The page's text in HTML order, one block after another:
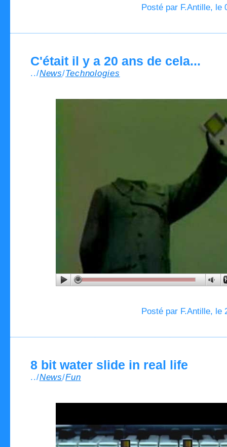
Posté par F.Antille, le
C'était il y a 20 ans de cela...
../News/Technologies
Posté par F.Antille, le
8 bit water slide in real life
../News/Fun